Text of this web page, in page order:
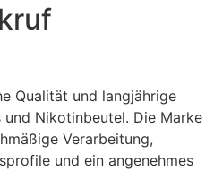
Qualität und langjährige
und Nikotinbeutel. Die Marke
Verarbeitung,
und ein angenehmes